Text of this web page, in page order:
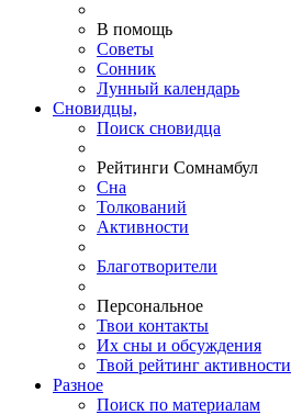
В помощь
Советы
Сонник
Лунный календарь
Сновидцы,
Поиск сновидца
Рейтинги Сомнамбул
Сна
Толкований
Активности
Благотворители
Персональное
Твои контакты
Их сны и обсуждения
Твой рейтинг активности
Разное
Поиск по материалам